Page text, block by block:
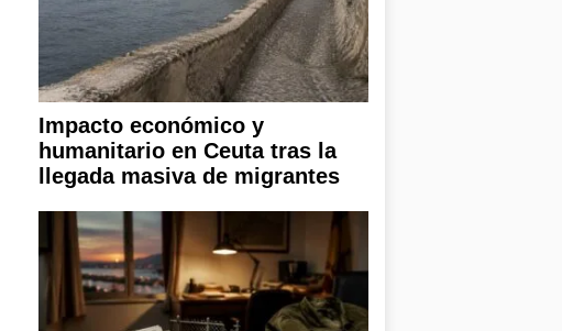
Impacto económico y
humanitario en Ceuta tras la
llegada masiva de migrantes